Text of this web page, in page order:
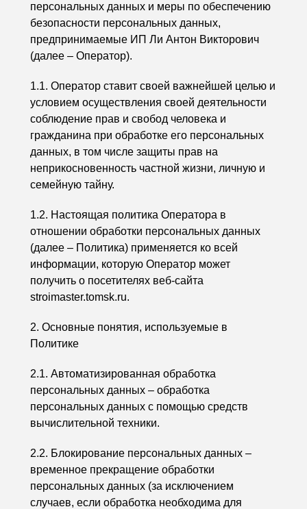
персональных данных и меры по обеспечению
безопасности персональных данных,
предпринимаемые ИП Ли Антон Викторович
(далее – Оператор).
1.1. Оператор ставит своей важнейшей целью и
условием осуществления своей деятельности
соблюдение прав и свобод человека и
гражданина при обработке его персональных
данных, в том числе защиты прав на
неприкосновенность частной жизни, личную и
семейную тайну.
1.2. Настоящая политика Оператора в
отношении обработки персональных данных
(далее – Политика) применяется ко всей
информации, которую Оператор может
получить о посетителях веб-сайта
stroimaster.tomsk.ru.
2. Основные понятия, используемые в
Политике
2.1. Автоматизированная обработка
персональных данных – обработка
персональных данных с помощью средств
вычислительной техники.
2.2. Блокирование персональных данных –
временное прекращение обработки
персональных данных (за исключением
случаев, если обработка необходима для